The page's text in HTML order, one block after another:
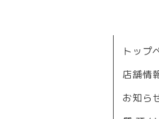
トップ
店舗情
お知ら